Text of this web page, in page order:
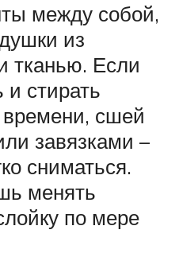
между собой,
из
тканью. Если
стирать
сшей
завязками –
сниматься.
менять
по мере